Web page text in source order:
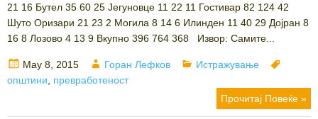
21 16 Бутел 35 60 25 Јегуновце 11 22 11 Гостивар 82 124 42
Шуто Оризари 21 23 2 Могила 8 14 6 Илинден 11 40 29 Дојран 8
16 8 Лозово 4 13 9 Вкупно 396 764 368 Извор: Самите...
Posted
on
May 8, 2015 Author
Горан Лефков Categories
Истражување
општини
превработеност
Прочитај Повеќе »